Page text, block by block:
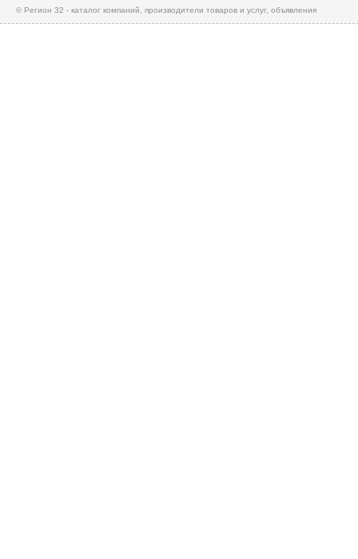
© Регион 32 - каталог компаний, производители товаров и услуг, объявления